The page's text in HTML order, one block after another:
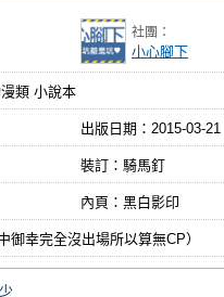
社團：
小心腳下
類 小說本
出版日期： 2015-03-21
裝訂：騎馬釘
內頁：黑白影印
御幸完全沒出場所以算無CP）